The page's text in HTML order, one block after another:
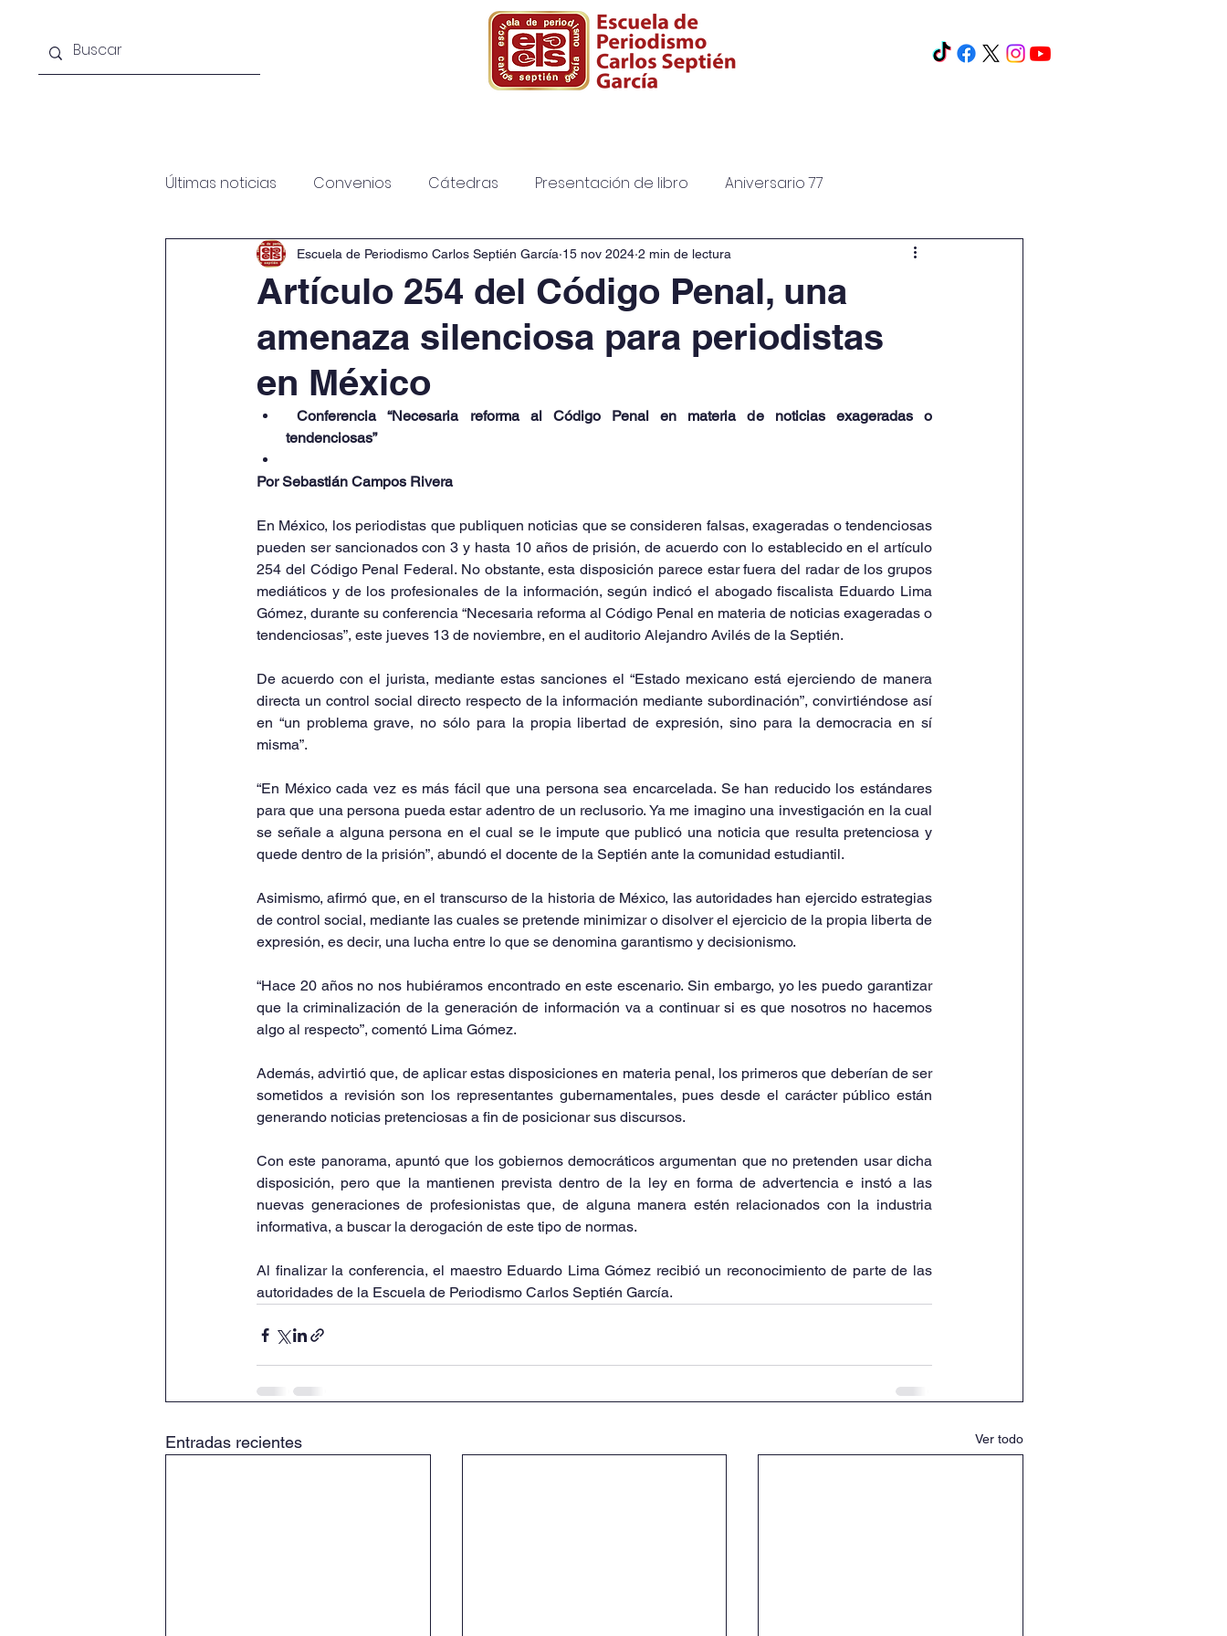
Últimas noticias Convenios Cátedras Presentación de libro Aniversario 77
Artículo 254 del Código Penal, una
amenaza silenciosa para periodistas
en México
Escuela de Periodismo Carlos Septién García 15 nov 2024 2 min de lectura
Conferencia “Necesaria reforma al Código Penal en materia de noticias exageradas o
tendenciosas”
Por Sebastián Campos Rivera
En México, los periodistas que publiquen noticias que se consideren falsas, exageradas o tendenciosas
pueden ser sancionados con 3 y hasta 10 años de prisión, de acuerdo con lo establecido en el artículo
254 del Código Penal Federal. No obstante, esta disposición parece estar fuera del radar de los grupos
mediáticos y de los profesionales de la información, según indicó el abogado fiscalista Eduardo Lima
Gómez, durante su conferencia “Necesaria reforma al Código Penal en materia de noticias exageradas o
tendenciosas”, este jueves 13 de noviembre, en el auditorio Alejandro Avilés de la Septién.
De acuerdo con el jurista, mediante estas sanciones el “Estado mexicano está ejerciendo de manera
directa un control social directo respecto de la información mediante subordinación”, convirtiéndose así
en “un problema grave, no sólo para la propia libertad de expresión, sino para la democracia en sí
misma”.
“En México cada vez es más fácil que una persona sea encarcelada. Se han reducido los estándares
para que una persona pueda estar adentro de un reclusorio. Ya me imagino una investigación en la cual
se señale a alguna persona en el cual se le impute que publicó una noticia que resulta pretenciosa y
quede dentro de la prisión”, abundó el docente de la Septién ante la comunidad estudiantil.
Asimismo, afirmó que, en el transcurso de la historia de México, las autoridades han ejercido estrategias
de control social, mediante las cuales se pretende minimizar o disolver el ejercicio de la propia liberta de
expresión, es decir, una lucha entre lo que se denomina garantismo y decisionismo.
“Hace 20 años no nos hubiéramos encontrado en este escenario. Sin embargo, yo les puedo garantizar
que la criminalización de la generación de información va a continuar si es que nosotros no hacemos
algo al respecto”, comentó Lima Gómez.
Además, advirtió que, de aplicar estas disposiciones en materia penal, los primeros que deberían de ser
sometidos a revisión son los representantes gubernamentales, pues desde el carácter público están
generando noticias pretenciosas a fin de posicionar sus discursos.
Con este panorama, apuntó que los gobiernos democráticos argumentan que no pretenden usar dicha
disposición, pero que la mantienen prevista dentro de la ley en forma de advertencia e instó a las
nuevas generaciones de profesionistas que, de alguna manera estén relacionados con la industria
informativa, a buscar la derogación de este tipo de normas.
Al finalizar la conferencia, el maestro Eduardo Lima Gómez recibió un reconocimiento de parte de las
autoridades de la Escuela de Periodismo Carlos Septién García.
Entradas recientes Ver todo